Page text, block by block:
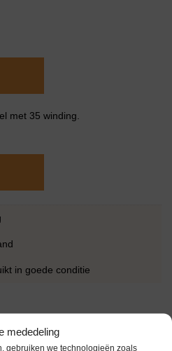
mededeling
gebruiken we technologieën zoals
met 35 winding.
in goede conditie